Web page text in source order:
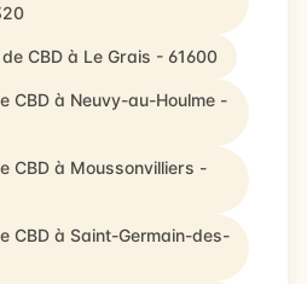
CBD à Le Grais - 61600
CBD à Neuvy-au-Houlme -
CBD à Moussonvilliers -
CBD à Saint-Germain-des-